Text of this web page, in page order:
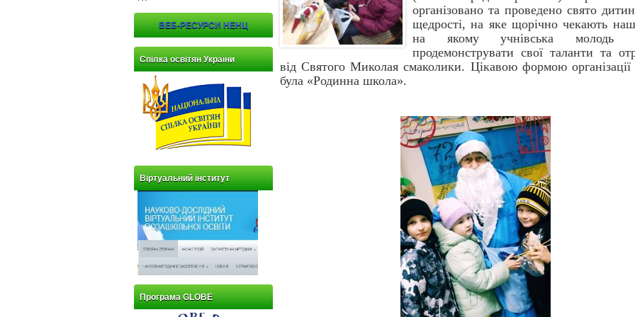
ВЕБ-РЕСУРСИ НЕНЦ
Спілка освітян України
Віртуальний інститут
Програма GLOBE
організовано та проведено свято
щедрості, на яке щорічно чекають
на якому учнівська молодь
продемонструвати свої таланти та
від Святого Миколая смаколики. Цікавою формою організації
була «Родинна школа».